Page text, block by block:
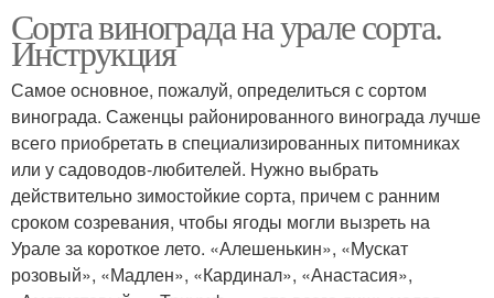
Сорта винограда на урале сорта.
Инструкция
Самое основное, пожалуй, определиться с сортом
винограда. Саженцы районированного винограда лучше
всего приобретать в специализированных питомниках
или у садоводов-любителей. Нужно выбрать
действительно зимостойкие сорта, причем с ранним
сроком созревания, чтобы ягоды могли вызреть на
Урале за короткое лето. «Алешенькин», «Мускат
розовый», «Мадлен», «Кардинал», «Анастасия»,